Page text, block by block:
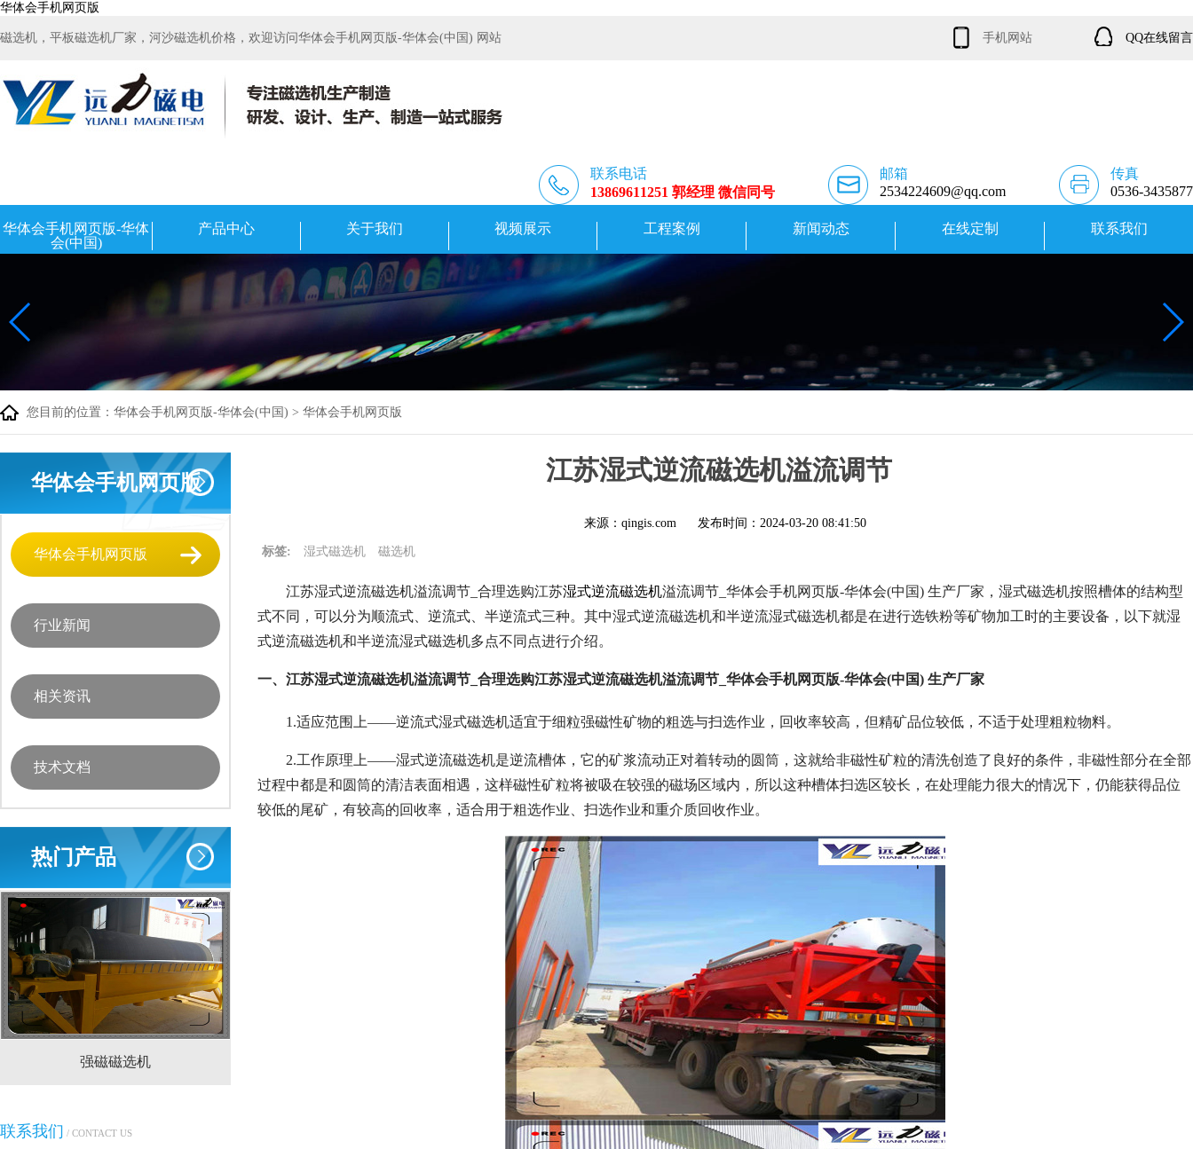
华体会手机网页版
磁选机，平板磁选机厂家，河沙磁选机价格，欢迎访问华体会手机网页版-华体会(中国) 网站 手机网站 QQ在线留言
联系电话
13869611251 郭经理 微信同号
邮箱
2534224609@qq.com
传真
0536-3435877
华体会手机网页版-华体
会(中国)
产品中心 关于我们 视频展示 工程案例 新闻动态 在线定制 联系我们
您目前的位置： 华体会手机网页版-华体会(中国) > 华体会手机网页版
华体会手机网页版
华体会手机网页版
行业新闻
相关资讯
技术文档
热门产品
强磁磁选机 稀土永磁辊式强磁选机 RCT系列全磁永磁滚筒
联系我们 / CONTACT US
江苏湿式逆流磁选机溢流调节
来源：qingis.com 发布时间： 2024-03-20 08:41:50
标签: 湿式磁选机 磁选机
江苏湿式逆流磁选机溢流调节_合理选购江苏湿式逆流磁选机溢流调节_华体会手机网页版-华体会(中国) 生产厂家，湿式磁选机按照槽体的结构型
式不同，可以分为顺流式、逆流式、半逆流式三种。其中湿式逆流磁选机和半逆流湿式磁选机都是在进行选铁粉等矿物加工时的主要设备，以下就湿
式逆流磁选机和半逆流湿式磁选机多点不同点进行介绍。
一、江苏湿式逆流磁选机溢流调节_合理选购江苏湿式逆流磁选机溢流调节_华体会手机网页版-华体会(中国) 生产厂家
1.适应范围上——逆流式湿式磁选机适宜于细粒强磁性矿物的粗选与扫选作业，回收率较高，但精矿品位较低，不适于处理粗粒物料。
2.工作原理上——湿式逆流磁选机是逆流槽体，它的矿浆流动正对着转动的圆筒，这就给非磁性矿粒的清洗创造了良好的条件，非磁性部分在全部
过程中都是和圆筒的清洁表面相遇，这样磁性矿粒将被吸在较强的磁场区域内，所以这种槽体扫选区较长，在处理能力很大的情况下，仍能获得品位
较低的尾矿，有较高的回收率，适合用于粗选作业、扫选作业和重介质回收作业。